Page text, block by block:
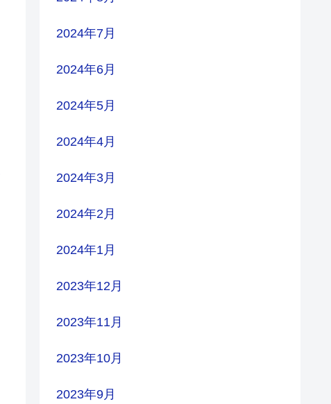
2024年7月
2024年6月
2024年5月
2024年4月
2024年3月
2024年2月
2024年1月
2023年12月
2023年11月
2023年10月
2023年9月